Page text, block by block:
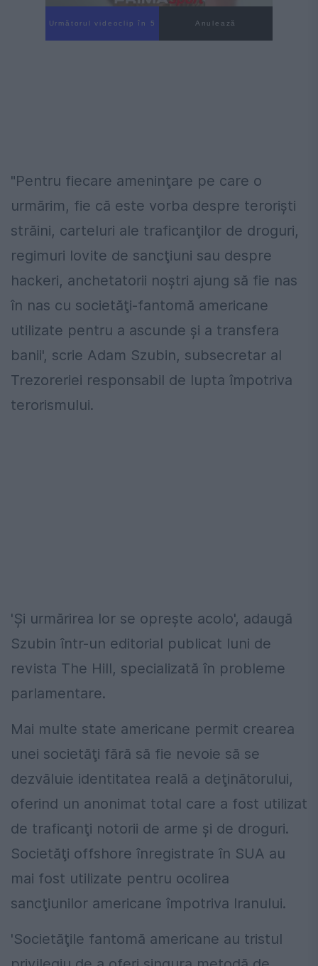
Următorul videoclip în 4 Anulează
"Pentru fiecare ameninţare pe care o
urmărim, fie că este vorba despre terorişti
străini, carteluri ale traficanţilor de droguri,
regimuri lovite de sancţiuni sau despre
hackeri, anchetatorii noştri ajung să fie nas
în nas cu societăţi-fantomă americane
utilizate pentru a ascunde şi a transfera
banii', scrie Adam Szubin, subsecretar al
Trezoreriei responsabil de lupta împotriva
terorismului.
'Şi urmărirea lor se opreşte acolo', adaugă
Szubin într-un editorial publicat luni de
revista The Hill, specializată în probleme
parlamentare.
Mai multe state americane permit crearea
unei societăţi fără să fie nevoie să se
dezvăluie identitatea reală a deţinătorului,
oferind un anonimat total care a fost utilizat
de traficanţi notorii de arme şi de droguri.
Societăţi offshore înregistrate în SUA au
mai fost utilizate pentru ocolirea
sancţiunilor americane împotriva Iranului.
'Societăţile fantomă americane au tristul